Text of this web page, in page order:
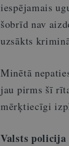
iespējamais
šobrīd nav
uzsākts
Minētā
jau pirms šī
mērķtiecīgi
Valsts